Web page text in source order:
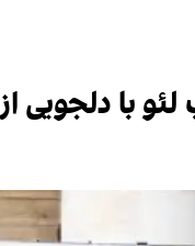
با دلجویی